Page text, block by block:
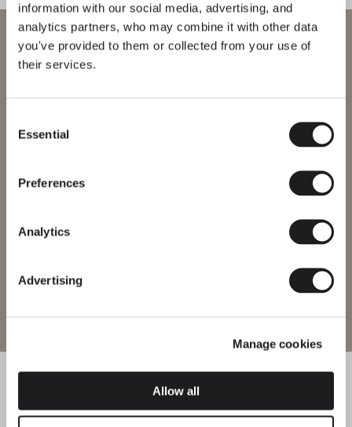
information with our social media, advertising, and
analytics partners, who may combine it with other data
you've provided to them or collected from your use of
their services.
Selection
Essential
Preferences
Analytics
Advertising
Manage cookies
Allow all
Bind solo
DECKENLEUCHTEN
Dots glass
WANDLEUCHTEN
THE EDIT ENTDECKEN
Erfahren Sie mehr über Slim und alle unsere Kollektionen Alles lesen
Holistische Schlafzimmerbeleuchtung
Willkommen bei Vibia
Sie versuchen, auf unser
Bitte wählen Sie die richtige Website für Ihre Region, um
sicherzustellen, dass alle verfügbaren Produkte den lokalen
einige Produkte möglicherweise nicht in jeder Region verfügbar
Region ändern